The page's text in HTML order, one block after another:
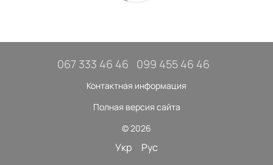
067 333 46 46 099 455 46 46
Контактная информация
Полная версия сайта
© 2026
Укр Рус